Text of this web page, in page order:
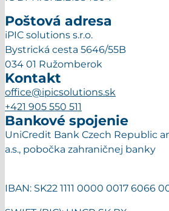
Poštová adresa
iPIC solutions s.r.o.
Bystrická cesta 5646/55B
034 01 Ružomberok
Kontakt
office@ipicsolutions.sk
+421 905 550 511
Bankové spojenie
UniCredit Bank Czech Republic
a.s., pobočka zahraničnej banky
IBAN: SK22 1111 0000 0017 6066